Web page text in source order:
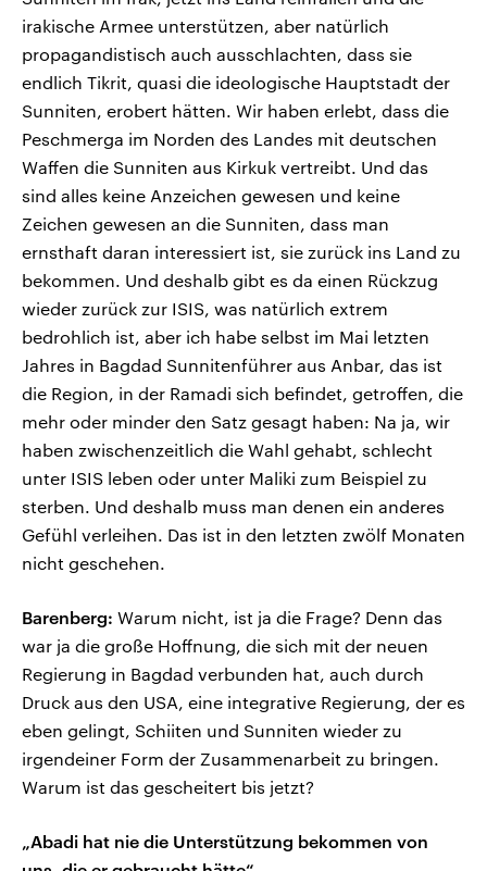
irakische Armee unterstützen, aber natürlich
propagandistisch auch ausschlachten, dass sie
endlich Tikrit, quasi die ideologische Hauptstadt der
Sunniten, erobert hätten. Wir haben erlebt, dass die
Peschmerga im Norden des Landes mit deutschen
Waffen die Sunniten aus Kirkuk vertreibt. Und das
sind alles keine Anzeichen gewesen und keine
Zeichen gewesen an die Sunniten, dass man
ernsthaft daran interessiert ist, sie zurück ins Land zu
bekommen. Und deshalb gibt es da einen Rückzug
wieder zurück zur ISIS, was natürlich extrem
bedrohlich ist, aber ich habe selbst im Mai letzten
Jahres in Bagdad Sunnitenführer aus Anbar, das ist
die Region, in der Ramadi sich befindet, getroffen, die
mehr oder minder den Satz gesagt haben: Na ja, wir
haben zwischenzeitlich die Wahl gehabt, schlecht
unter ISIS leben oder unter Maliki zum Beispiel zu
sterben. Und deshalb muss man denen ein anderes
Gefühl verleihen. Das ist in den letzten zwölf Monaten
nicht geschehen.
Barenberg: Warum nicht, ist ja die Frage? Denn das
war ja die große Hoffnung, die sich mit der neuen
Regierung in Bagdad verbunden hat, auch durch
Druck aus den USA, eine integrative Regierung, der es
eben gelingt, Schiiten und Sunniten wieder zu
irgendeiner Form der Zusammenarbeit zu bringen.
Warum ist das gescheitert bis jetzt?
„Abadi hat nie die Unterstützung bekommen von